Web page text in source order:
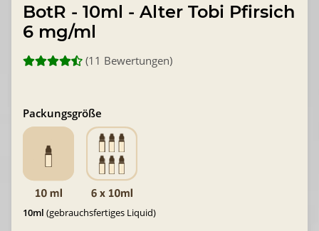
BotR - 10ml - Alter Tobi Pfirsich
6 mg/ml
(11 Bewertungen)
Packungsgröße
10ml (gebrauchsfertiges Liquid)